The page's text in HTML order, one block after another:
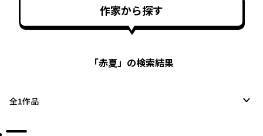
作家から探す
「赤夏」の検索結果
全1作品